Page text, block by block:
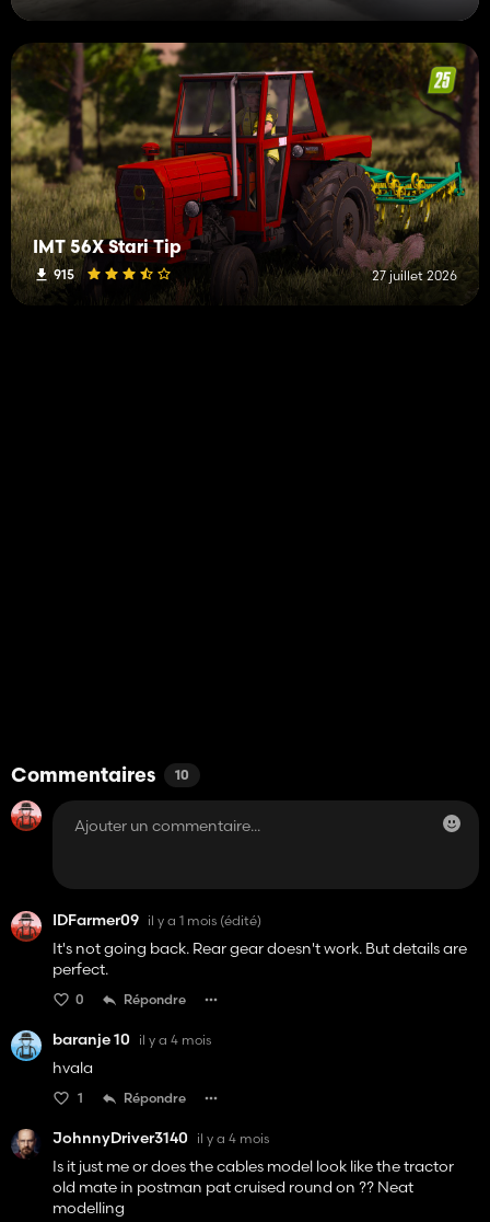
IMT 56X Stari Tip
915 27 juillet 2026
Commentaires 10
IDFarmer09 il y a 1 mois (édité)
It's not going back. Rear gear doesn't work. But details are
perfect.
0 Répondre
baranje 10 il y a 4 mois
hvala
1 Répondre
JohnnyDriver3140 il y a 4 mois
Is it just me or does the cables model look like the tractor
old mate in postman pat cruised round on ?? Neat
modelling